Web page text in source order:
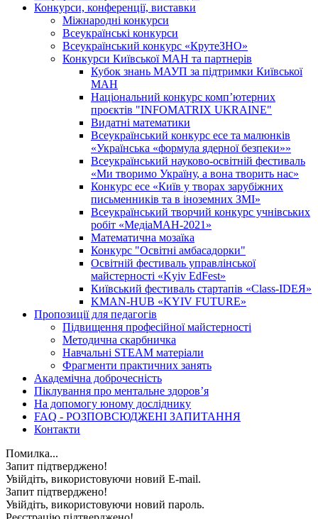
Конкурси, конференції, виставки
Міжнародні конкурси
Всеукраїнські конкурси
Всеукраїнський конкурс «КрутеЗНО»
Конкурси Київської МАН та партнерів
Кубок знань МАУП за підтримки Київської
МАН
Національний конкурс комп’ютерних
проєктів "INFOMATRIX UKRAINE"
Видатні математики
Всеукраїнський конкурс есе та малюнків
«Українська «формула ядерної безпеки»»
Всеукраїнський науково-освітній фестиваль
«Ми творимо Україну, а вона творить нас»
Конкурс есе «Київ у творах зарубіжних
письменників та в іноземних ЗМІ»
Всеукраїнський творчий конкурс учнівських
робіт «МедіаМАН-2021»
Математична мозаїка
Конкурс "Освітні амбасадорки"
Освітній фестиваль управлінської
майстерності «Kyiv EdFest»
Київський фестиваль стартапів «Class-IDEЯ»
KMAN-HUB «KYIV FUTURE»
Пропозиції для педагогів
Підвищення професійної майстерності
Методична скарбничка
Навчальні STEAM матеріали
Фрагменти практичних занять
Академічна доброчесність
Піклування про ментальне здоровʼя
На допомогу юному досліднику
FAQ - РОЗПОВСЮДЖЕНІ ЗАПИТАННЯ
Контакти
Помилка...
Запит підтверджено!
Увійдіть, використовуючи новий E-mail.
Запит підтверджено!
Увійдіть, використовуючи новий пароль.